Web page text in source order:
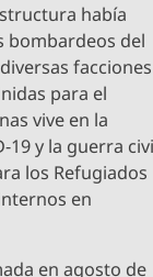
había
bombardeos del
para el
vive en la
19 y la guerra
los Refugiados
en
en agosto de